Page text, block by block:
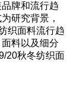
牌和流行趋
研究背景，
织面料流行趋
料以及细分
20秋冬纺织面